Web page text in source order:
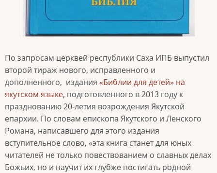
По запросам церквей республики Саха ИПБ выпустил
второй тираж нового, исправленного и
дополненного, издания «Библии для детей» на
якутском языке, подготовленного в 2013 году к
празднованию 20-летия возрождения Якутской
епархии. По словам епископа Якутского и Ленского
Романа, написавшего для этого издания
вступительное слово, «эта книга станет для юных
читателей не только повествованием о славных делах
Божьих, но и научит их глубже постигать родной